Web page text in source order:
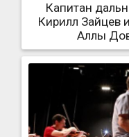
Капитан
Кирилл Зайцев
Аллы